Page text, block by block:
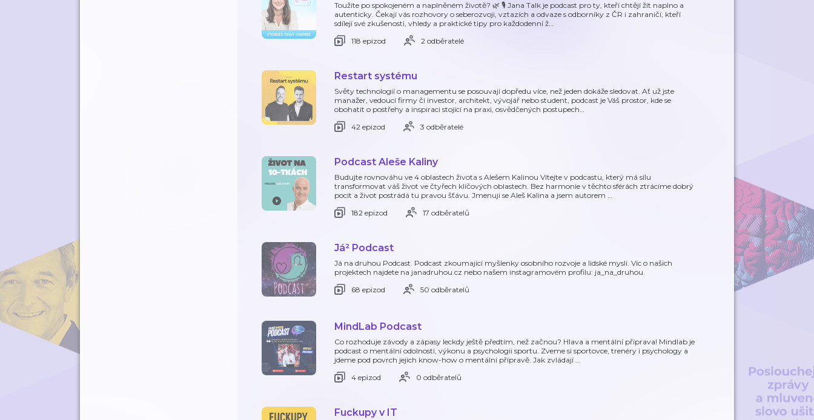
Toužíte po spokojeném a naplněném životě? 🌿 🎙️ Jana Talk je podcast pro ty, kteří chtějí žít naplno a
autenticky. Čekají vás rozhovory o seberozvoji, vztazích a odvaze s odborníky z ČR i zahraničí, kteří
sdílejí své zkušenosti, vhledy a praktické tipy pro každodenní ž…
118 epizod
2 odběratelé
Restart systému
Světy technologií o managementu se posouvají dopředu více, než jeden dokáže sledovat. Ať už jste
manažer, vedoucí firmy či investor, architekt, vývojář nebo student, podcast je Váš prostor, kde se
obohatit o postřehy a inspiraci stojící na praxi, osvědčených postupech…
42 epizod
3 odběratelé
Podcast Aleše Kaliny
Budujte rovnováhu ve 4 oblastech života s Alešem Kalinou Vítejte v podcastu, který má sílu
transformovat váš život ve čtyřech klíčových oblastech. Bez harmonie v těchto sférách ztrácíme dobrý
pocit a život postrádá tu pravou šťávu. Jmenuji se Aleš Kalina a jsem autorem …
182 epizod
17 odběratelů
Já² Podcast
Já na druhou Podcast. Podcast zkoumající myšlenky osobního rozvoje a lidské mysli. Víc o našich
projektech najdete na janadruhou.cz nebo našem instagramovém profilu: ja_na_druhou.
68 epizod
50 odběratelů
MindLab Podcast
Co rozhoduje závody a zápasy leckdy ještě předtím, než začnou? Hlava a mentální příprava! Mindlab je
podcast o mentální odolnosti, výkonu a psychologii sportu. Zveme si sportovce, trenéry i psychology a
jdeme pod povrch jejich know-how o mentální přípravě. Jak zvládají …
4 epizod
0 odběratelů
Fuckupy v IT